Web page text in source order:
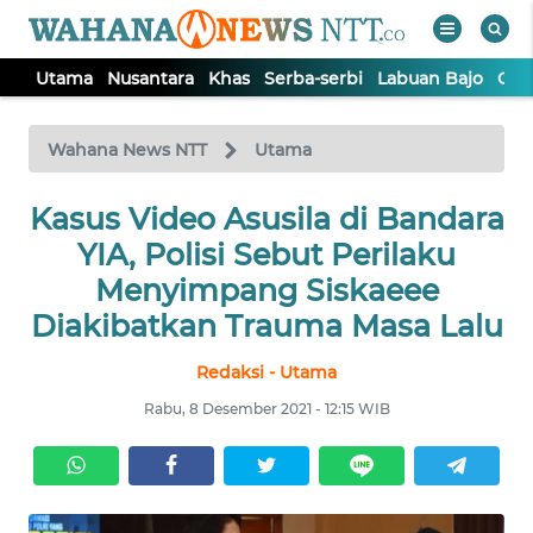
Utama Nusantara Khas Serba-serbi Labuan Bajo
Wahana News NTT Utama
Kasus Video Asusila di Bandara
YIA, Polisi Sebut Perilaku
Menyimpang Siskaeee
Diakibatkan Trauma Masa Lalu
Redaksi - Utama
Rabu, 8 Desember 2021 - 12:15 WIB
TV
Tutup
UTAMA
NUSANTARA
SERBI
LABUAN